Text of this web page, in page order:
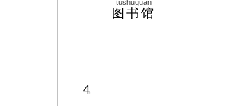
图书馆
túshūguǎn
4.